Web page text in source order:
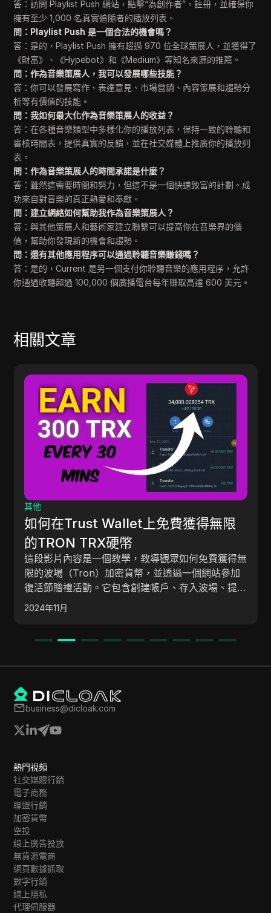
答：訪問 Playlist Push 網站，點擊“為創作者”，註冊，並確保你
擁有至少 1,000 名真實追隨者的播放列表。
問：Playlist Push 是一個合法的機會嗎？
答：是的，Playlist Push 擁有超過 970 位全球策展人，並獲得了
《財富》、《Hypebot》和《Medium》等知名來源的推薦。
問：作為音樂策展人，我可以發展哪些技能？
答：你可以發展寫作、表達意見、市場營銷、內容策展和趨勢分
析等有價值的技能。
問：我如何最大化作為音樂策展人的收益？
答：在各種音樂類型中多樣化你的播放列表，保持一致的聆聽和
審核時間表，提供真實的反饋，並在社交媒體上推廣你的播放列
表。
問：作為音樂策展人的時間承諾是什麼？
答：雖然這需要時間和努力，但這不是一個快速致富的計劃。成
功來自對音樂的真正熱愛和奉獻。
問：建立網絡如何幫助我作為音樂策展人？
答：與其他策展人和藝術家建立聯繫可以提高你在音樂界的價
值，幫助你發現新的機會和趨勢。
問：還有其他應用程序可以通過聆聽音樂賺錢嗎？
答：是的，Current 是另一個支付你聆聽音樂的應用程序，允許
你通過收聽超過 100,000 個廣播電台每年賺取高達 600 美元。
相關文章
其他
如何在Trust Wallet上免費獲得無限
的TRON TRX硬幣
這段影片內容是一個教學，教導觀眾如何免費獲得無
限的波場（Tron）加密貨幣，並透過一個網站參加
復活節贈禮活動。它包含創建帳戶、存入波場、提取
資金以及通過推薦和投資方案賺取收益的步驟。
2024年11月
business@dicloak.com
熱門視頻
社交媒體行銷
電子商務
聯盟行銷
加密貨幣
空投
線上廣告投放
無貨源電商
網頁數據抓取
數字行銷
線上隱私
代理伺服器